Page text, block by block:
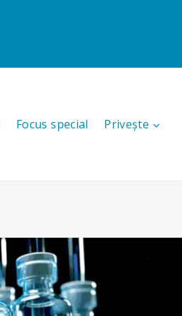
Focus special Privește